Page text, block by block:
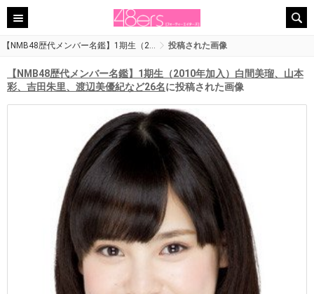
【NMB48歴代メンバー名鑑】1期生（2… 投稿された画像
【NMB48歴代メンバー名鑑】1期生（2010年加入）白間美瑠、山本
彩、吉田朱里、渡辺美優紀など26名に投稿された画像